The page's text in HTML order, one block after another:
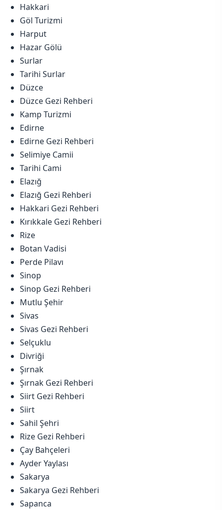
Hakkari
Göl Turizmi
Harput
Hazar Gölü
Surlar
Tarihi Surlar
Düzce
Düzce Gezi Rehberi
Kamp Turizmi
Edirne
Edirne Gezi Rehberi
Selimiye Camii
Tarihi Cami
Elazığ
Elazığ Gezi Rehberi
Hakkari Gezi Rehberi
Kırıkkale Gezi Rehberi
Rize
Botan Vadisi
Perde Pilavı
Sinop
Sinop Gezi Rehberi
Mutlu Şehir
Sivas
Sivas Gezi Rehberi
Selçuklu
Divriği
Şırnak
Şırnak Gezi Rehberi
Siirt Gezi Rehberi
Siirt
Sahil Şehri
Rize Gezi Rehberi
Çay Bahçeleri
Ayder Yaylası
Sakarya
Sakarya Gezi Rehberi
Sapanca